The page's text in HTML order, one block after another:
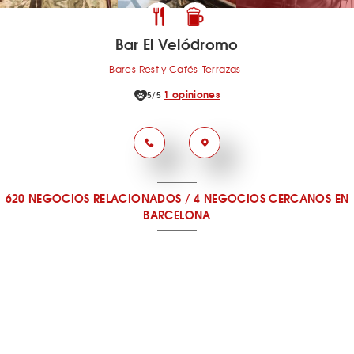
Bar El Velódromo
Bares Rest y Cafés Terrazas
5/5 1 opiniones
620 NEGOCIOS RELACIONADOS /4 NEGOCIOS CERCANOS EN
BARCELONA